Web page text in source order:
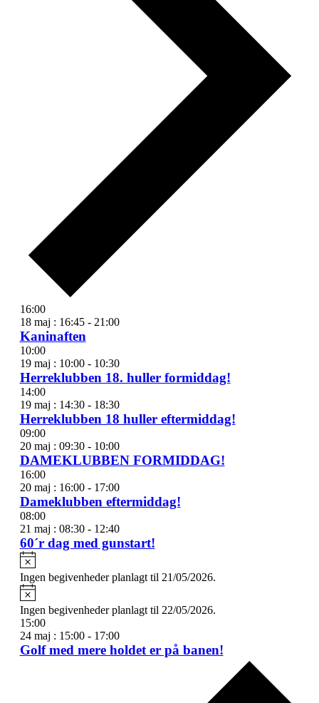
16:00
18 maj : 16:45- 21:00
Kaninaften
10:00
19 maj : 10:00- 10:30
Herreklubben 18. huller formiddag!
14:00
19 maj : 14:30- 18:30
Herreklubben 18 huller eftermiddag!
09:00
20 maj : 09:30- 10:00
DAMEKLUBBEN FORMIDDAG!
16:00
20 maj : 16:00- 17:00
Dameklubben eftermiddag!
08:00
21 maj : 08:30- 12:40
60´r dag med gunstart!
Notice
Ingen begivenheder planlagt til 21/05/2026.
Notice
Ingen begivenheder planlagt til 22/05/2026.
15:00
24 maj : 15:00- 17:00
Golf med mere holdet er på banen!